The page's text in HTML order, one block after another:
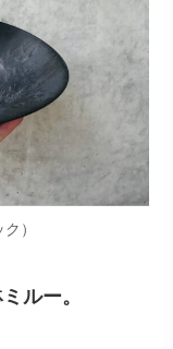
）
ルー。